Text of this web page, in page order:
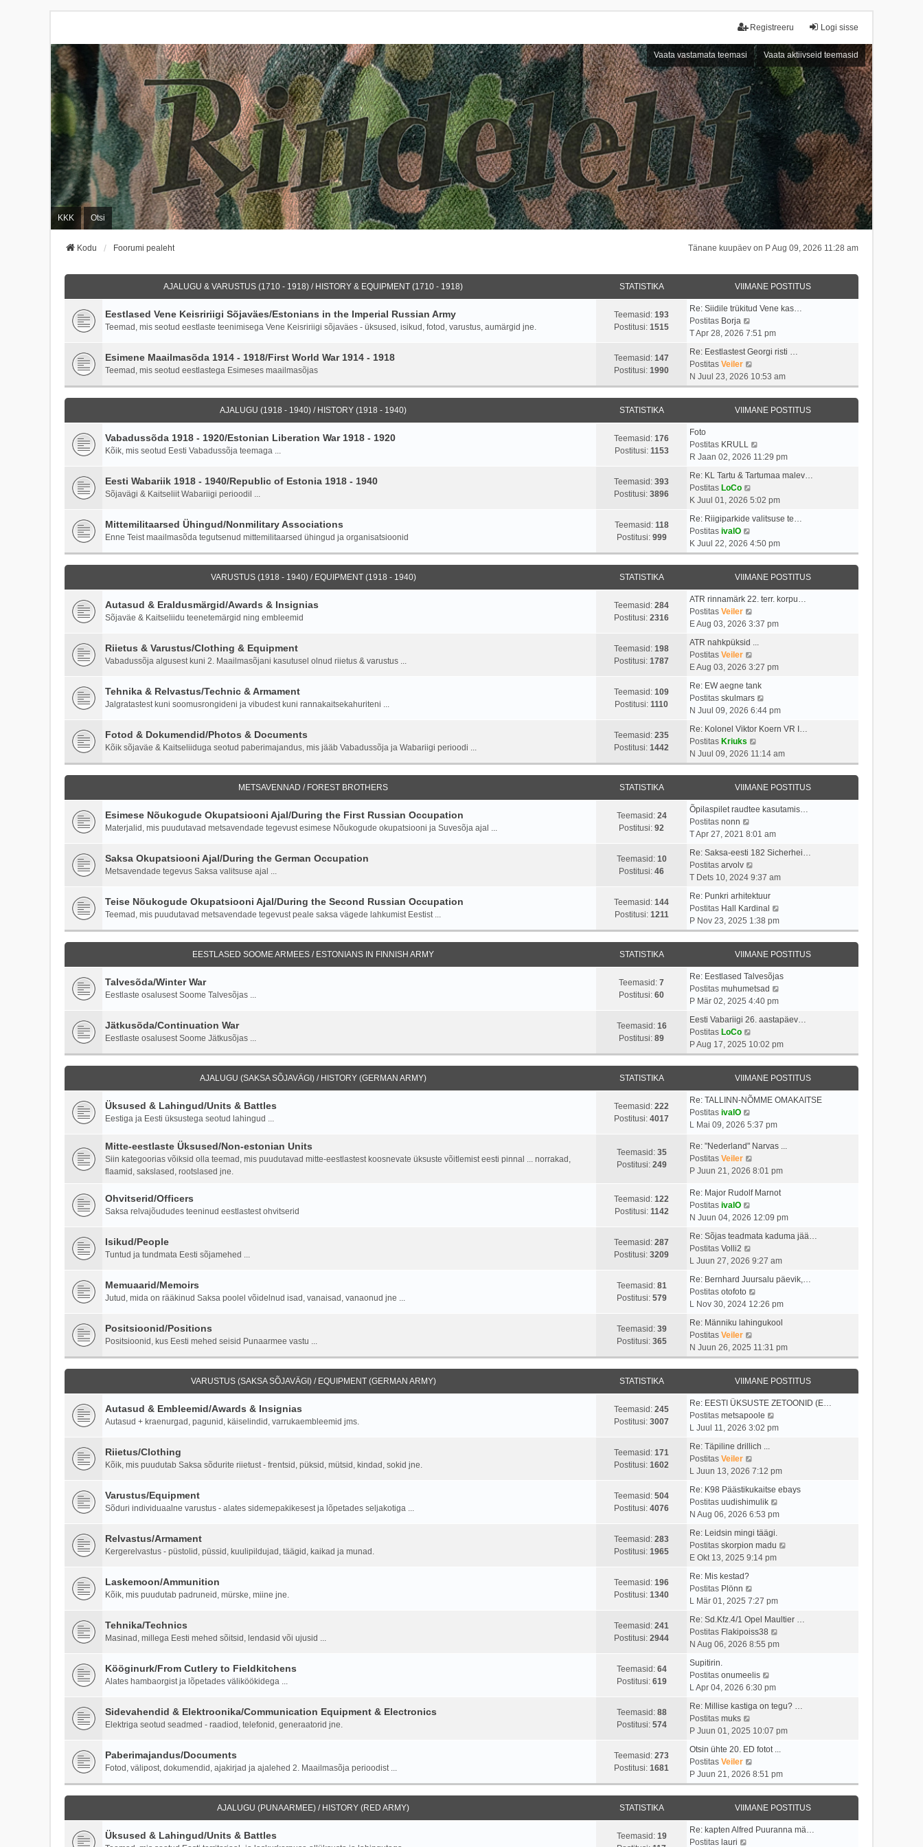
Logi sisse
Registreeru
Vaata vastamata teemasi Vaata aktiivseid teemasid
KKK Otsi
Tänane kuupäev on P Aug 09, 2026 11:28 am
Kodu Foorumi pealeht
AJALUGU & VARUSTUS (1710 - 1918) / HISTORY & EQUIPMENT (1710 - 1918) STATISTIKA VIIMANE POSTITUS
Eestlased Vene Keisririigi Sõjaväes/Estonians in the Imperial Russian Army
Teemad, mis seotud eestlaste teenimisega Vene Keisririigi sõjaväes - üksused, isikud, fotod, varustus, aumärgid jne.
Teemasid: 193
Postitusi: 1515
Re: Siidile trükitud Vene kas…
Postitas Borja
a
t
a
v
i
s
o
t
i
u
s
t
T Apr 28, 2026 7:51 pm
Esimene Maailmasõda 1914 - 1918/First World War 1914 - 1918
Teemad, mis seotud eestlastega Esimeses maailmasõjas
Teemasid: 147
Postitusi: 1990
Re: Eestlastest Georgi risti …
Postitas Veiler
a
a
t
a
v
i
m
a
t
o
t
t
s
N Juul 23, 2026 10:53 am
AJALUGU (1918 - 1940) / HISTORY (1918 - 1940) STATISTIKA VIIMANE POSTITUS
Vabadussõda 1918 - 1920/Estonian Liberation War 1918 - 1920
Kõik, mis seotud Eesti Vabadussõja teemaga ...
Teemasid: 176
Postitusi: 1153
Foto
Postitas KRULL
a
t
v
i
m
a
s
t
p
o
t
u
t
R Jaan 02, 2026 11:29 pm
Eesti Wabariik 1918 - 1940/Republic of Estonia 1918 - 1940
Sõjavägi & Kaitseliit Wabariigi perioodil ...
Teemasid: 393
Postitusi: 3896
Re: KL Tartu & Tartumaa malev…
Postitas LoCo
a
t
v
i
a
s
t
o
s
t
i
t
u
t
K Juul 01, 2026 5:02 pm
Mittemilitaarsed Ühingud/Nonmilitary Associations
Enne Teist maailmasõda tegutsenud mittemilitaarsed ühingud ja organisatsioonid
Teemasid: 118
Postitusi: 999
Re: Riigiparkide valitsuse te…
Postitas ivalO
a
a
t
a
v
i
i
m
s
t
o
s
t
i
t
u
s
t
K Juul 22, 2026 4:50 pm
VARUSTUS (1918 - 1940) / EQUIPMENT (1918 - 1940) STATISTIKA VIIMANE POSTITUS
Autasud & Eraldusmärgid/Awards & Insignias
Sõjaväe & Kaitseliidu teenetemärgid ning embleemid
Teemasid: 284
Postitusi: 2316
ATR rinnamärk 22. terr. korpu…
Postitas Veiler
a
t
v
i
i
m
s
t
p
s
i
u
t
E Aug 03, 2026 3:37 pm
Riietus & Varustus/Clothing & Equipment
Vabadussõja algusest kuni 2. Maailmasõjani kasutusel olnud riietus & varustus ...
Teemasid: 198
Postitusi: 1787
ATR nahkpüksid ...
Postitas Veiler
a
t
a
v
i
i
m
a
s
t
p
o
t
i
u
t
E Aug 03, 2026 3:27 pm
Tehnika & Relvastus/Technic & Armament
Jalgratastest kuni soomusrongideni ja vibudest kuni rannakaitsekahuriteni ...
Teemasid: 109
Postitusi: 1110
Re: EW aegne tank
Postitas skulmars
a
t
v
i
a
t
o
t
i
t
u
s
t
N Juul 09, 2026 6:44 pm
Fotod & Dokumendid/Photos & Documents
Kõik sõjaväe & Kaitseliiduga seotud paberimajandus, mis jääb Vabadussõja ja Wabariigi perioodi ...
Teemasid: 235
Postitusi: 1442
Re: Kolonel Viktor Koern VR I…
Postitas Kriuks
a
a
t
a
v
i
m
a
t
o
s
t
t
s
t
N Juul 09, 2026 11:14 am
METSAVENNAD / FOREST BROTHERS STATISTIKA VIIMANE POSTITUS
Esimese Nõukogude Okupatsiooni Ajal/During the First Russian Occupation
Materjalid, mis puudutavad metsavendade tegevust esimese Nõukogude okupatsiooni ja Suvesõja ajal ...
Teemasid: 24
Postitusi: 92
Õpilaspilet raudtee kasutamis…
Postitas nonn
a
t
a
v
i
i
m
a
s
t
p
o
s
t
i
t
u
s
t
T Apr 27, 2021 8:01 am
Saksa Okupatsiooni Ajal/During the German Occupation
Metsavendade tegevus Saksa valitsuse ajal ...
Teemasid: 10
Postitusi: 46
Re: Saksa-eesti 182 Sicherhei…
Postitas arvolv
a
t
a
v
i
a
s
t
o
t
t
s
T Dets 10, 2024 9:37 am
Teise Nõukogude Okupatsiooni Ajal/During the Second Russian Occupation
Teemad, mis puudutavad metsavendade tegevust peale saksa vägede lahkumist Eestist ...
Teemasid: 144
Postitusi: 1211
Re: Punkri arhitektuur
Postitas Hall Kardinal
a
t
a
v
i
a
t
p
o
s
t
i
P Nov 23, 2025 1:38 pm
EESTLASED SOOME ARMEES / ESTONIANS IN FINNISH ARMY STATISTIKA VIIMANE POSTITUS
Talvesõda/Winter War
Eestlaste osalusest Soome Talvesõjas ...
Teemasid: 7
Postitusi: 60
Re: Eestlased Talvesõjas
Postitas muhumetsad
t
v
i
a
o
t
t
s
t
P Mär 02, 2025 4:40 pm
Jätkusõda/Continuation War
Eestlaste osalusest Soome Jätkusõjas ...
Teemasid: 16
Postitusi: 89
Eesti Vabariigi 26. aastapäev…
Postitas LoCo
a
a
t
a
v
i
m
a
s
t
o
t
s
t
P Aug 17, 2025 10:02 pm
AJALUGU (SAKSA SÕJAVÄGI) / HISTORY (GERMAN ARMY) STATISTIKA VIIMANE POSTITUS
Üksused & Lahingud/Units & Battles
Eestiga ja Eesti üksustega seotud lahingud ...
Teemasid: 222
Postitusi: 4017
Re: TALLINN-NÕMME OMAKAITSE
Postitas ivalO
a
t
a
v
i
a
s
p
s
t
i
t
u
s
t
L Mai 09, 2026 5:37 pm
Mitte-eestlaste Üksused/Non-estonian Units
Siin kategoorias võiksid olla teemad, mis puudutavad mitte-eestlastest koosnevate üksuste võitlemist eesti pinnal ... norrakad,
flaamid, sakslased, rootslased jne.
Teemasid: 35
Postitusi: 249
Re: "Nederland" Narvas ...
Postitas Veiler
a
t
v
i
m
s
t
p
o
t
i
t
u
s
t
P Juun 21, 2026 8:01 pm
Ohvitserid/Officers
Saksa relvajõududes teeninud eestlastest ohvitserid
Teemasid: 122
Postitusi: 1142
Re: Major Rudolf Marnot
Postitas ivalO
a
t
v
i
i
m
s
t
p
s
i
t
u
t
N Juun 04, 2026 12:09 pm
Isikud/People
Tuntud ja tundmata Eesti sõjamehed ...
Teemasid: 287
Postitusi: 3209
Re: Sõjas teadmata kaduma jää…
Postitas Volli2
a
t
a
v
i
i
m
a
s
t
p
o
s
t
i
t
u
t
L Juun 27, 2026 9:27 am
Memuaarid/Memoirs
Jutud, mida on rääkinud Saksa poolel võidelnud isad, vanaisad, vanaonud jne ...
Teemasid: 81
Postitusi: 579
Re: Bernhard Juursalu päevik,…
Postitas otofoto
a
t
v
i
a
s
t
o
t
i
t
u
t
L Nov 30, 2024 12:26 pm
Positsioonid/Positions
Positsioonid, kus Eesti mehed seisid Punaarmee vastu ...
Teemasid: 39
Postitusi: 365
Re: Männiku lahingukool
Postitas Veiler
a
a
t
a
v
i
i
m
a
t
o
s
t
i
u
N Juun 26, 2025 11:31 pm
VARUSTUS (SAKSA SÕJAVÄGI) / EQUIPMENT (GERMAN ARMY) STATISTIKA VIIMANE POSTITUS
Autasud & Embleemid/Awards & Insignias
Autasud + kraenurgad, pagunid, käiselindid, varrukaembleemid jms.
Teemasid: 245
Postitusi: 3007
Re: EESTI ÜKSUSTE ZETOONID (E…
Postitas metsapoole
a
v
i
i
m
s
t
p
t
t
u
s
L Juul 11, 2026 3:02 pm
Riietus/Clothing
Kõik, mis puudutab Saksa sõdurite riietust - frentsid, püksid, mütsid, kindad, sokid jne.
Teemasid: 171
Postitusi: 1602
Re: Täpiline drillich ...
Postitas Veiler
a
t
a
v
i
m
p
o
s
t
u
s
t
L Juun 13, 2026 7:12 pm
Varustus/Equipment
Sõduri individuaalne varustus - alates sidemepakikesest ja lõpetades seljakotiga ...
Teemasid: 504
Postitusi: 4076
Re: K98 Päästikukaitse ebays
Postitas uudishimulik
a
a
s
p
t
s
N Aug 06, 2026 6:53 pm
Relvastus/Armament
Kergerelvastus - püstolid, püssid, kuulipildujad, täägid, kaikad ja munad.
Teemasid: 283
Postitusi: 1965
Re: Leidsin mingi täägi.
Postitas skorpion madu
i
o
t
E Okt 13, 2025 9:14 pm
Laskemoon/Ammunition
Kõik, mis puudutab padruneid, mürske, miine jne.
Teemasid: 196
Postitusi: 1340
Re: Mis kestad?
Postitas Plönn
a
t
a
v
i
m
s
p
o
t
i
t
u
s
L Mär 01, 2025 7:27 pm
Tehnika/Technics
Masinad, millega Eesti mehed sõitsid, lendasid või ujusid ...
Teemasid: 241
Postitusi: 2944
Re: Sd.Kfz.4/1 Opel Maultier …
Postitas Flakipoiss38
a
i
m
s
p
s
i
N Aug 06, 2026 8:55 pm
Kööginurk/From Cutlery to Fieldkitchens
Alates hambaorgist ja lõpetades väliköökidega ...
Teemasid: 64
Postitusi: 619
Supitirin.
Postitas onumeelis
a
t
v
i
m
a
s
t
p
o
L Apr 04, 2026 6:30 pm
Sidevahendid & Elektroonika/Communication Equipment & Electronics
Elektriga seotud seadmed - raadiod, telefonid, generaatorid jne.
Teemasid: 88
Postitusi: 574
Re: Millise kastiga on tegu? …
Postitas muks
a
t
a
v
i
a
P Juun 01, 2025 10:07 pm
Paberimajandus/Documents
Fotod, välipost, dokumendid, ajakirjad ja ajalehed 2. Maailmasõja perioodist ...
Teemasid: 273
Postitusi: 1681
Otsin ühte 20. ED fotot ...
Postitas Veiler
a
a
t
a
v
P Juun 21, 2026 8:51 pm
AJALUGU (PUNAARMEE) / HISTORY (RED ARMY) STATISTIKA VIIMANE POSTITUS
Üksused & Lahingud/Units & Battles Teemasid: 19
Re: kapten Alfred Puuranna mä…
Postitas lauri